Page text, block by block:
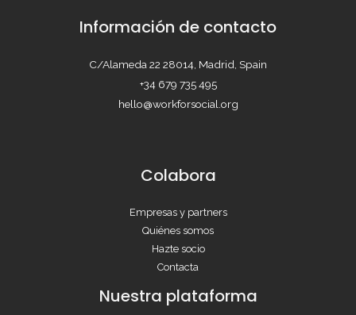
Información de contacto
C/Alameda 22 28014, Madrid, Spain
+34 679 735 495
hello@workforsocial.org
Colabora
Empresas y partners
Quiénes somos
Hazte socio
Contacta
Nuestra plataforma